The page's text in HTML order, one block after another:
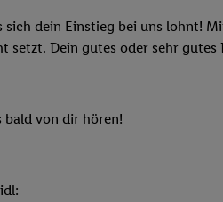
sich dein Einstieg bei uns lohnt!
setzt. Dein gutes oder sehr
bald von dir hören!
Möglichkeit, Ihre
(„consenthub“) oder
Durch einen Klick auf